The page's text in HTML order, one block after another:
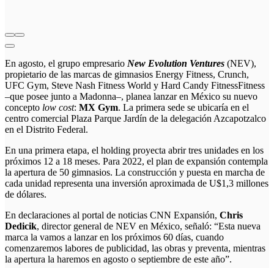
En agosto, el grupo empresario New Evolution Ventures (NEV),
propietario de las marcas de gimnasios Energy Fitness, Crunch,
UFC Gym, Steve Nash Fitness World y Hard Candy FitnessFitness
–que posee junto a Madonna–, planea lanzar en México su nuevo
concepto low cost: MX Gym. La primera sede se ubicaría en el
centro comercial Plaza Parque Jardín de la delegación Azcapotzalco
en el Distrito Federal.
En una primera etapa, el holding proyecta abrir tres unidades en los
próximos 12 a 18 meses. Para 2022, el plan de expansión contempla
la apertura de 50 gimnasios. La construcción y puesta en marcha de
cada unidad representa una inversión aproximada de U$1,3 millones
de dólares.
En declaraciones al portal de noticias CNN Expansión, Chris
Dedicik, director general de NEV en México, señaló: “Esta nueva
marca la vamos a lanzar en los próximos 60 días, cuando
comenzaremos labores de publicidad, las obras y preventa, mientras
la apertura la haremos en agosto o septiembre de este año”.